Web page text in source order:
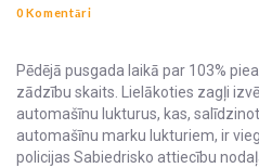
0 Komentāri
Pēdējā pusgada laikā par 103%
zādzību skaits. Lielākoties zagļi
automašīnu lukturus, kas,
automašīnu marku lukturiem, ir
policijas Sabiedrisko attiecību